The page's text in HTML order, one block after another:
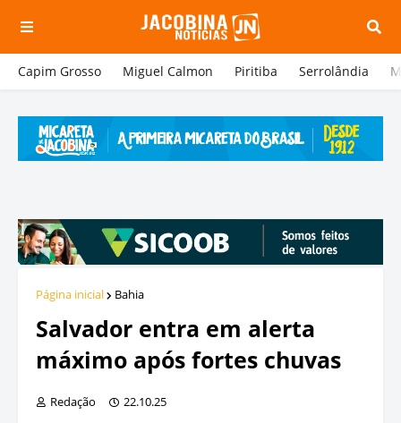
Capim Grosso Miguel Calmon Piritiba Serrolândia
Página inicial Bahia
Salvador entra em alerta
máximo após fortes chuvas
Redação 22.10.25